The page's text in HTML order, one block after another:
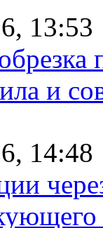
13:53
и
14:48